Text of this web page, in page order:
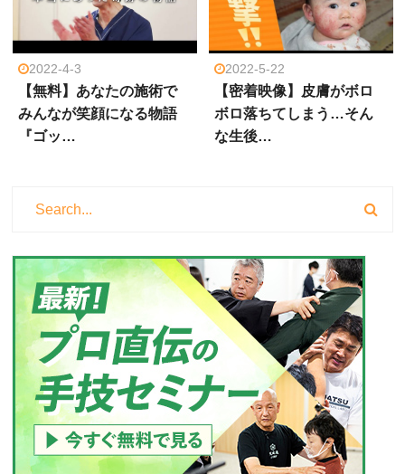
2022-4-3
【無料】あなたの施術で
みんなが笑顔になる物語
『ゴッ…
2022-5-22
【密着映像】皮膚がボロ
ボロ落ちてしまう…そん
な生後…